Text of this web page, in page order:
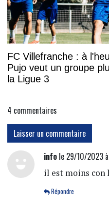
FC Villefranche : à
Pujo veut un groupe
la Ligue 3
4 commentaires
Laisser un commentaire
infole 29/10/2023 à
il est moins con
Répondre